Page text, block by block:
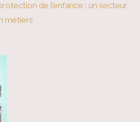
de l’enfance : un secteur
métiers